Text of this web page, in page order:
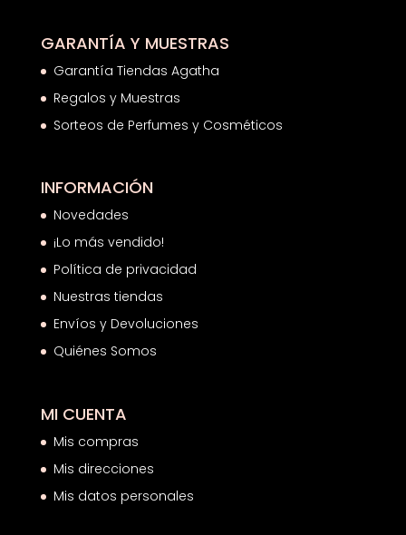
GARANTÍA Y MUESTRAS
Garantía Tiendas Agatha
Regalos y Muestras
Sorteos de Perfumes y Cosméticos
INFORMACIÓN
Novedades
¡Lo más vendido!
Política de privacidad
Nuestras tiendas
Envíos y Devoluciones
Quiénes Somos
MI CUENTA
Mis compras
Mis direcciones
Mis datos personales